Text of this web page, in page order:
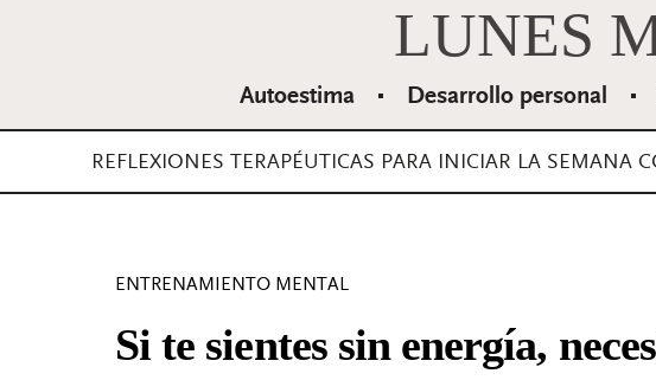
LUNES
Autoestima Desarrollo personal
REFLEXIONES TERAPÉUTICAS PARA INICIAR LA
ENTRENAMIENTO MENTAL
Si te sientes sin energía,